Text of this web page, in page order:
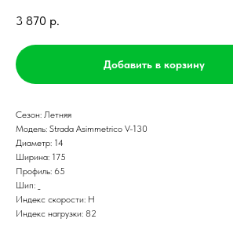
3 870 р.
Добавить в корзину
Сезон: Летняя
Модель: Strada Asimmetriсo V-130
Диаметр: 14
Ширина: 175
Профиль: 65
Шип: _
Индекс скорости: H
Индекс нагрузки: 82